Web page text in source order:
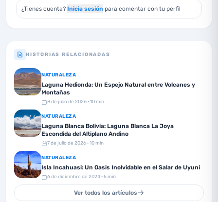
¿Tienes cuenta? Inicia sesión para comentar con tu perfil
HISTORIAS RELACIONADAS
NATURALEZA
Laguna Hedionda: Un Espejo Natural entre Volcanes y
Montañas
8 de julio de 2026· 10 min
NATURALEZA
Laguna Blanca Bolivia: Laguna Blanca La Joya
Escondida del Altiplano Andino
7 de julio de 2026· 10 min
NATURALEZA
Isla Incahuasi: Un Oasis Inolvidable en el Salar de Uyuni
6 de diciembre de 2024· 5 min
Ver todos los artículos